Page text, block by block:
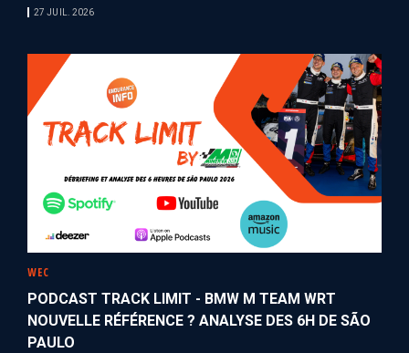
27 JUIL. 2026
WEC
PODCAST TRACK LIMIT - BMW M TEAM WRT
NOUVELLE RÉFÉRENCE ? ANALYSE DES 6H DE SÃO
PAULO